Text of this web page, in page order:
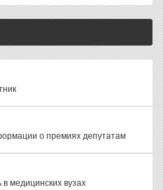
о премиях депутатам
медицинских вузах